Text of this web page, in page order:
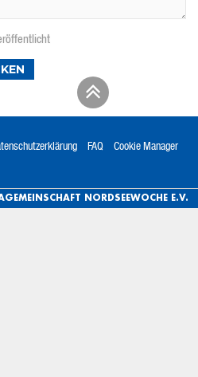
FAQ Cookie Manager
NORDSEEWOCHE E.V.